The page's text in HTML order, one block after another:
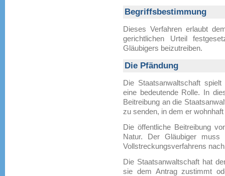
Begriffsbestimmung
Dieses Verfahren erlaubt
gerichtlichen Urteil
Gläubigers beizutreiben.
Die Pfändung
Die Staatsanwaltschaft
eine bedeutende Rolle. In
Beitreibung an die
zu senden, in dem er
Die öffentliche Beitreibung
Natur. Der Gläubiger muss
Vollstreckungsverfahrens
Die Staatsanwaltschaft hat
sie dem Antrag zustimmt